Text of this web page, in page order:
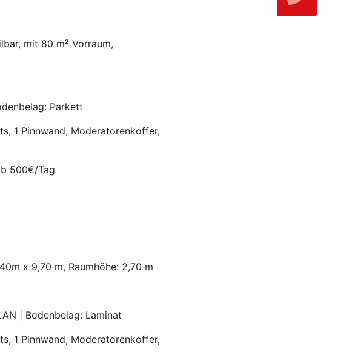
mit 80 m² Vorraum,
Parkett
1 Pinnwand, Moderatorenkoffer,
500€/Tag
x 9,70 m, Raumhöhe: 2,70 m
| Bodenbelag: Laminat
1 Pinnwand, Moderatorenkoffer,